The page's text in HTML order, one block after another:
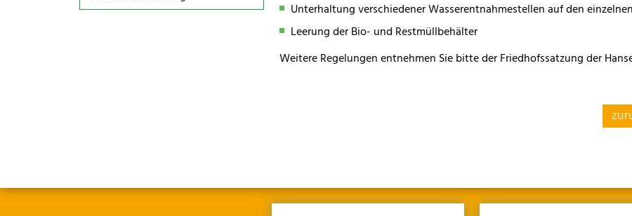
Unterhaltung verschiedener Wasserentnahmestellen auf den
Leerung der Bio- und Restmüllbehälter
Weitere Regelungen entnehmen Sie bitte der Friedhofssatzung der